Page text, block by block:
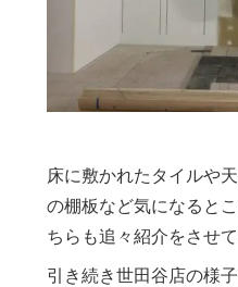
床に敷かれたタイルや
の棚板など気になると
ちらも追々紹介をさせ
引き続き世田谷店の様